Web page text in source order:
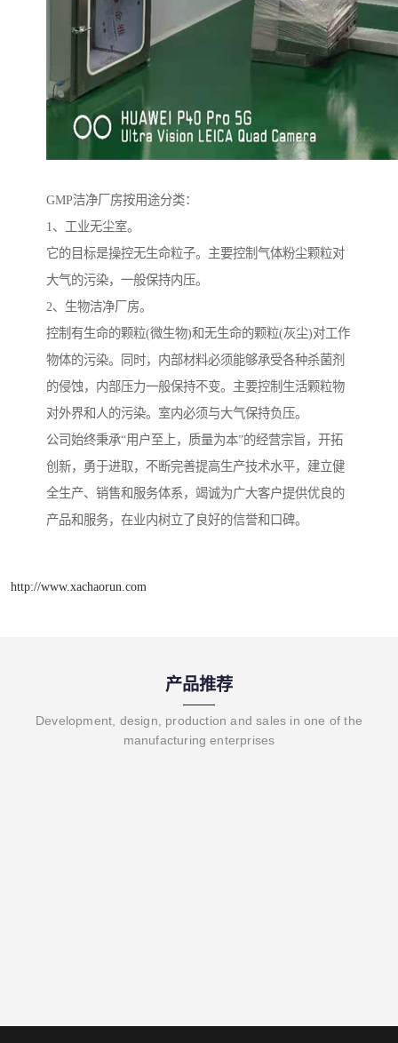
GMP洁净厂房按用途分类：
1、工业无尘室。
它的目标是操控无生命粒子。主要控制气体粉尘颗粒对
大气的污染，一般保持内压。
2、生物洁净厂房。
控制有生命的颗粒(微生物)和无生命的颗粒(灰尘)对工作
物体的污染。同时，内部材料必须能够承受各种杀菌剂
的侵蚀，内部压力一般保持不变。主要控制生活颗粒物
对外界和人的污染。室内必须与大气保持负压。
公司始终秉承“用户至上，质量为本”的经营宗旨，开拓
创新，勇于进取，不断完善提高生产技术水平，建立健
全生产、销售和服务体系，竭诚为广大客户提供优良的
产品和服务，在业内树立了良好的信誉和口碑。
http://www.xachaorun.com
产品推荐
Development, design, production and sales in one of the
manufacturing enterprises